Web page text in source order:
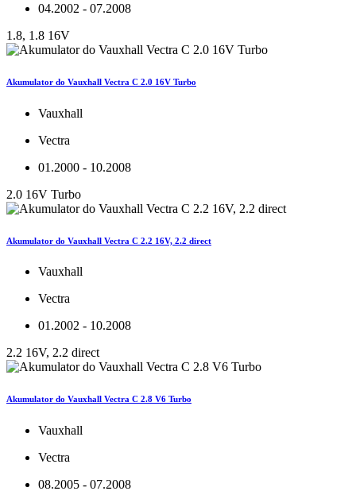
04.2002 - 07.2008
1.8, 1.8 16V
Akumulator do Vauxhall Vectra C 2.0 16V Turbo
Vauxhall
Vectra
01.2000 - 10.2008
2.0 16V Turbo
Akumulator do Vauxhall Vectra C 2.2 16V, 2.2 direct
Vauxhall
Vectra
01.2002 - 10.2008
2.2 16V, 2.2 direct
Akumulator do Vauxhall Vectra C 2.8 V6 Turbo
Vauxhall
Vectra
08.2005 - 07.2008